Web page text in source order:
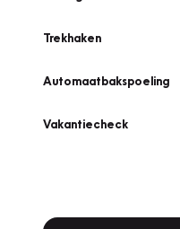
Trekhaken
Automaatbakspoeling
Vakantiecheck